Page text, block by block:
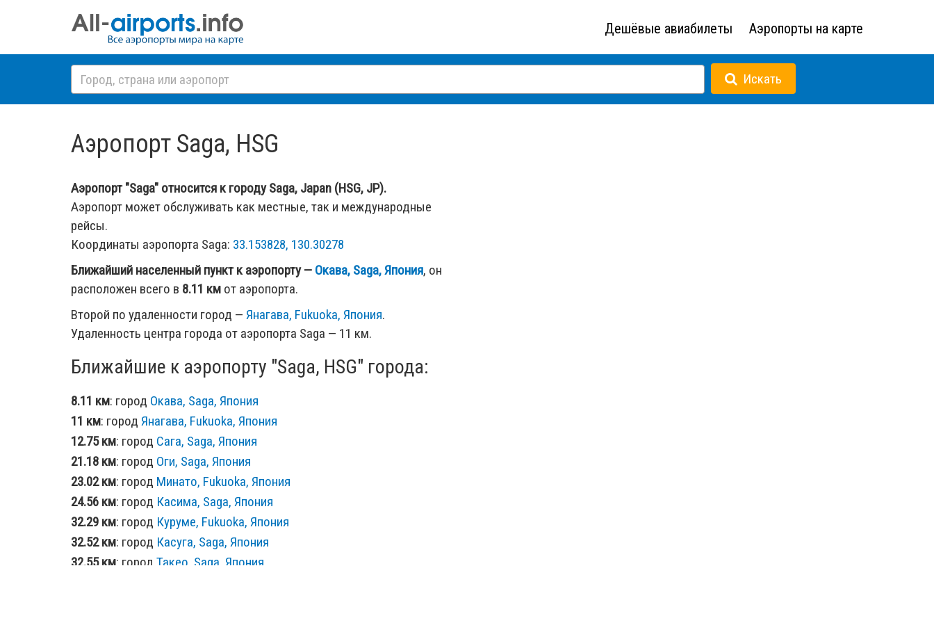
Дешёвые авиабилеты Аэропорты на карте
Искать
Аэропорт Saga, HSG
Аэропорт "Saga" относится к городу Saga, Japan (HSG, JP).
Аэропорт может обслуживать как местные, так и международные
рейсы.
Координаты аэропорта Saga: 33.153828, 130.30278
Ближайший населенный пункт к аэропорту — Окава, Saga, Япония, он
расположен всего в 8.11 км от аэропорта.
Второй по удаленности город — Янагава, Fukuoka, Япония.
Удаленность центра города от аэропорта Saga — 11 км.
Ближайшие к аэропорту "Saga, HSG" города:
8.11 км: город Окава, Saga, Япония
11 км: город Янагава, Fukuoka, Япония
12.75 км: город Сага, Saga, Япония
21.18 км: город Оги, Saga, Япония
23.02 км: город Минато, Fukuoka, Япония
24.56 км: город Касима, Saga, Япония
32.29 км: город Куруме, Fukuoka, Япония
32.52 км: город Касуга, Saga, Япония
32.55 км: город Такео, Saga, Япония